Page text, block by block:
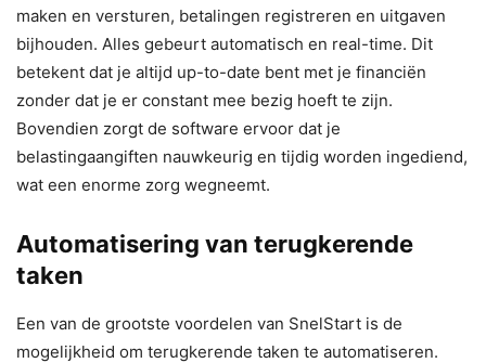
maken en versturen, betalingen registreren en uitgaven
bijhouden. Alles gebeurt automatisch en real-time. Dit
betekent dat je altijd up-to-date bent met je financiën
zonder dat je er constant mee bezig hoeft te zijn.
Bovendien zorgt de software ervoor dat je
belastingaangiften nauwkeurig en tijdig worden ingediend,
wat een enorme zorg wegneemt.
Automatisering van terugkerende
taken
Een van de grootste voordelen van SnelStart is de
mogelijkheid om terugkerende taken te automatiseren.